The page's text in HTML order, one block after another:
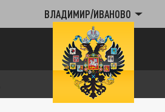
ВЛАДИМИР/ИВАНОВО